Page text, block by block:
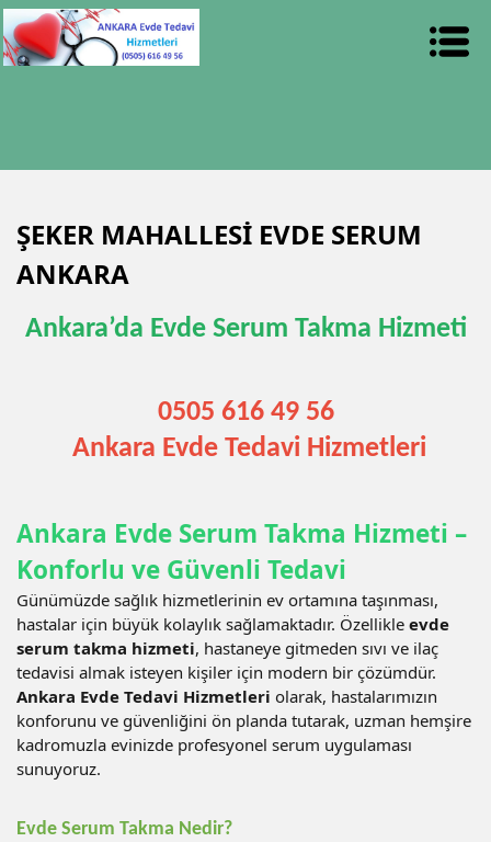
ŞEKER MAHALLESİ EVDE SERUM
ANKARA
Ankara’da Evde Serum Takma Hizmeti
0505 616 49 56
Ankara Evde Tedavi Hizmetleri
Ankara Evde Serum Takma Hizmeti –
Konforlu ve Güvenli Tedavi
Günümüzde sağlık hizmetlerinin ev ortamına taşınması,
hastalar için büyük kolaylık sağlamaktadır. Özellikle evde
serum takma hizmeti, hastaneye gitmeden sıvı ve ilaç
tedavisi almak isteyen kişiler için modern bir çözümdür.
Ankara Evde Tedavi Hizmetleri olarak, hastalarımızın
konforunu ve güvenliğini ön planda tutarak, uzman hemşire
kadromuzla evinizde profesyonel serum uygulaması
sunuyoruz.
Evde Serum Takma Nedir?